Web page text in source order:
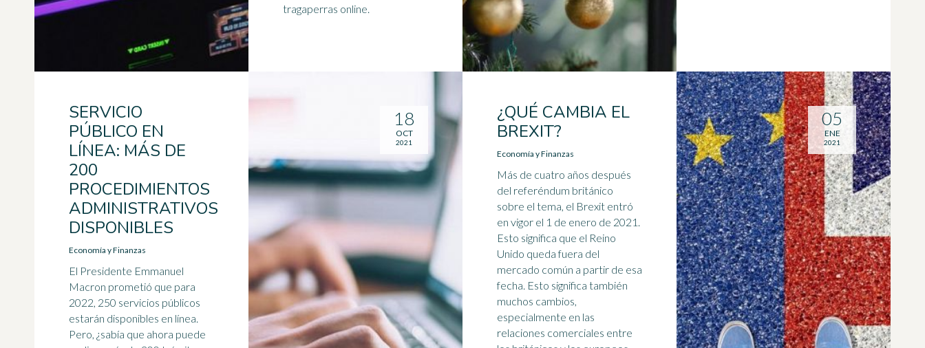
tragaperras online.
SERVICIO
PÚBLICO EN
LÍNEA: MÁS DE
200
PROCEDIMIENTOS
ADMINISTRATIVOS
DISPONIBLES
Economía y Finanzas
El Presidente Emmanuel
Macron prometió que para
2022, 250 servicios públicos
estarán disponibles en línea.
Pero, ¿sabía que ahora puede
18
OCT
2021
¿QUÉ CAMBIA EL
BREXIT?
Economía y Finanzas
Más de cuatro años después
del referéndum británico
sobre el tema, el Brexit entró
en vigor el 1 de enero de 2021.
Esto significa que el Reino
Unido queda fuera del
mercado común a partir de esa
fecha. Esto significa también
muchos cambios,
especialmente en las
relaciones comerciales entre
05
ENE
2021